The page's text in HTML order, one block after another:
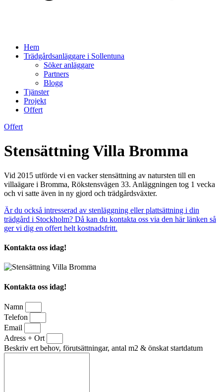
Hem
Trädgårdsanläggare i Sollentuna
Söker anläggare
Partners
Blogg
Tjänster
Projekt
Offert
Offert
Stensättning Villa Bromma
Vid 2015 utförde vi en vacker stensättning av natursten till en
villaägare i Bromma, Rökstensvägen 33. Anläggningen tog 1 vecka
och vi satte även in ny gjord och trädgårdsväxter.
Är du också intresserad av stenläggning eller plattsättning i din
trädgård i Stockholm? Då kan du kontakta oss via den här länken så
ger vi dig en offert helt kostnadsfritt.
Kontakta oss idag!
Kontakta oss idag!
Namn
Telefon
Email
Adress + Ort
Beskriv ert behov, förutsättningar, antal m2 & önskat startdatum